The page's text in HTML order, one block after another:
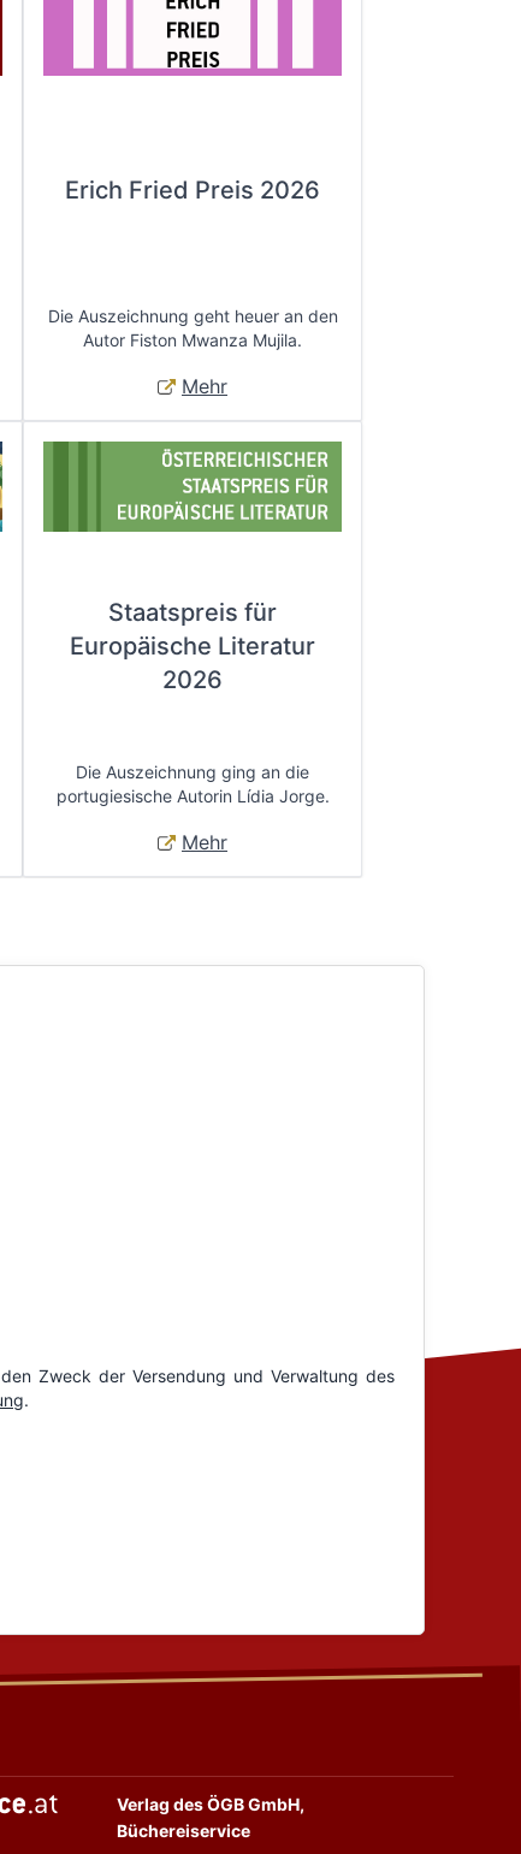
Erich Fried Preis 2026
Die Auszeichnung geht heuer an den
Autor Fiston Mwanza Mujila.
Mehr
Staatspreis für
Europäische Literatur
2026
Die Auszeichnung ging an die
portugiesische Autorin Lídia Jorge.
Mehr
Verlag des ÖGB GmbH,
Büchereiservice